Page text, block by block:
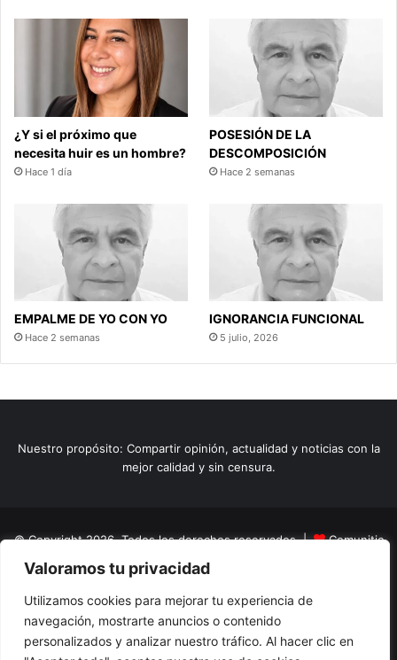
Valoramos tu privacidad
Utilizamos cookies para mejorar tu experiencia de
navegación, mostrarte anuncios o contenido
personalizados y analizar nuestro tráfico. Al hacer clic en
¿Y si el próximo que
necesita huir es un hombre?
Hace 1 día
POSESIÓN DE LA
DESCOMPOSICIÓN
Hace 2 semanas
EMPALME DE YO CON YO
Hace 2 semanas
IGNORANCIA FUNCIONAL
5 julio, 2026
Nuestro propósito: Compartir opinión, actualidad y noticias con la
mejor calidad y sin censura.
© Copyright 2026, Todos los derechos reservados |
Comunitic
SAS BICNit 901228106
Home
Actualidad Variedades Opinion Turismo
El Tinteadero
Caricaturas Reportajes